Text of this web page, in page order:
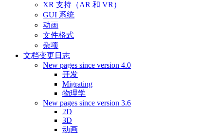
XR 支持（AR 和 VR）
GUI 系统
动画
文件格式
杂项
文档变更日志
New pages since version 4.0
开发
Migrating
物理学
New pages since version 3.6
2D
3D
动画